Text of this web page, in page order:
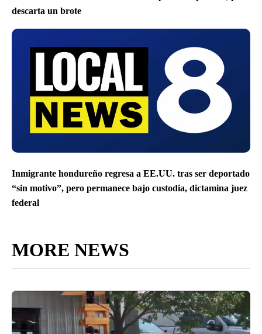
descarta un brote
Inmigrante hondureño regresa a EE.UU. tras ser deportado
“sin motivo”, pero permanece bajo custodia, dictamina juez
federal
MORE NEWS